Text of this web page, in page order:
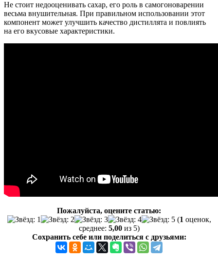
Не стоит недооценивать сахар, его роль в самогоноварении
весьма внушительная. При правильном использовании этот
компонент может улучшить качество дистиллята и повлиять
на его вкусовые характеристики.
Пожалуйста, оцените статью:
(1 оценок,
среднее: 5,00из 5)
Сохранить себе или поделиться с друзьями: